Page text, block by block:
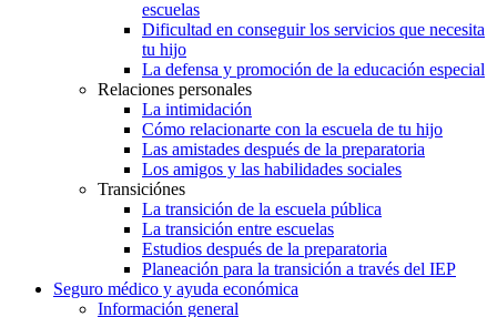
escuelas
Dificultad en conseguir los servicios que necesita
tu hijo
La defensa y promoción de la educación especial
Relaciones personales
La intimidación
Cómo relacionarte con la escuela de tu hijo
Las amistades después de la preparatoria
Los amigos y las habilidades sociales
Transiciónes
La transición de la escuela pública
La transición entre escuelas
Estudios después de la preparatoria
Planeación para la transición a través del IEP
Seguro médico y ayuda económica
Información general